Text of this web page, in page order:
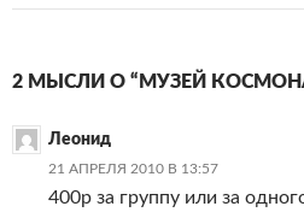
2 МЫСЛИ О “МУЗЕЙ
Леонид
21 АПРЕЛЯ 2010 В 13:57
400р за группу или за